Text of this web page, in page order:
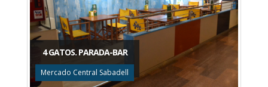
4 GATOS. PARADA-BAR
Mercado Central Sabadell